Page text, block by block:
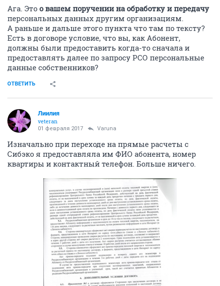
Ага. Это о вашем поручении на обработку и передачу
персональных данных другим организациям.
А раньше и дальше этого пункта что там по тексту?
Есть в договоре условие, что вы, как Абонент,
должны были предоставить когда-то сначала и
предоставлять далее по запросу РСО персональные
данные собственников?
ОТВЕТИТЬ
Лиилия
veteran
01 февраля 2017 Varuna
Изначально при переходе на прямые расчеты с
Сибэко я предоставляла им ФИО абонента, номер
квартиры и контактный телефон. Больше ничего.